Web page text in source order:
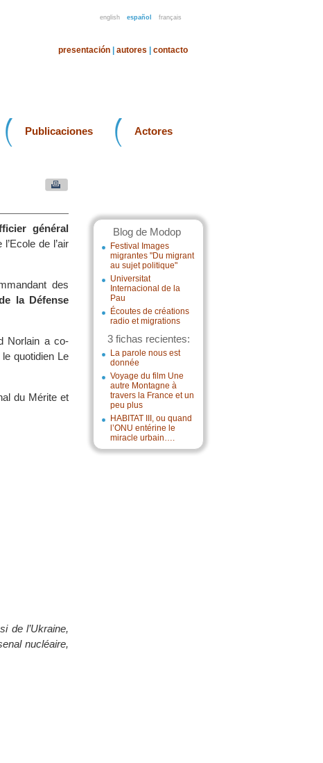
english español français
presentación autores contacto
Publicaciones Actores
Blog de Modop
Festival Images
migrantes "Du migrant
au sujet politique"
Universitat
Internacional de la
Pau
Écoutes de créations
radio et migrations
3 fichas recientes:
La parole nous est
donnée
Voyage du film Une
autre Montagne à
travers la France et un
peu plus
HABITAT III, ou quand
l’ONU entérine le
miracle urbain….
général
de l’air
des
la Défense
Norlain a co-
quotidien Le
du Mérite et
de l’Ukraine,
nucléaire,